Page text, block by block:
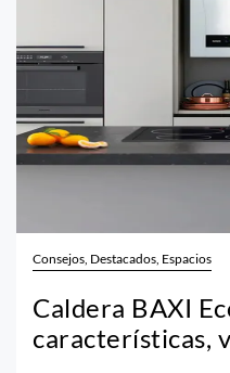
Consejos, Destacados, Espacios
Caldera BAXI
características,